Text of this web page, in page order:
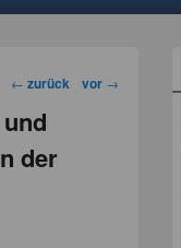
Beitragsnavigation
← zurück vor →
der